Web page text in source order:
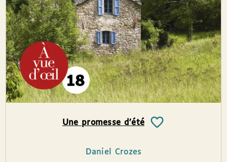
Une promesse d’été
Daniel Crozes